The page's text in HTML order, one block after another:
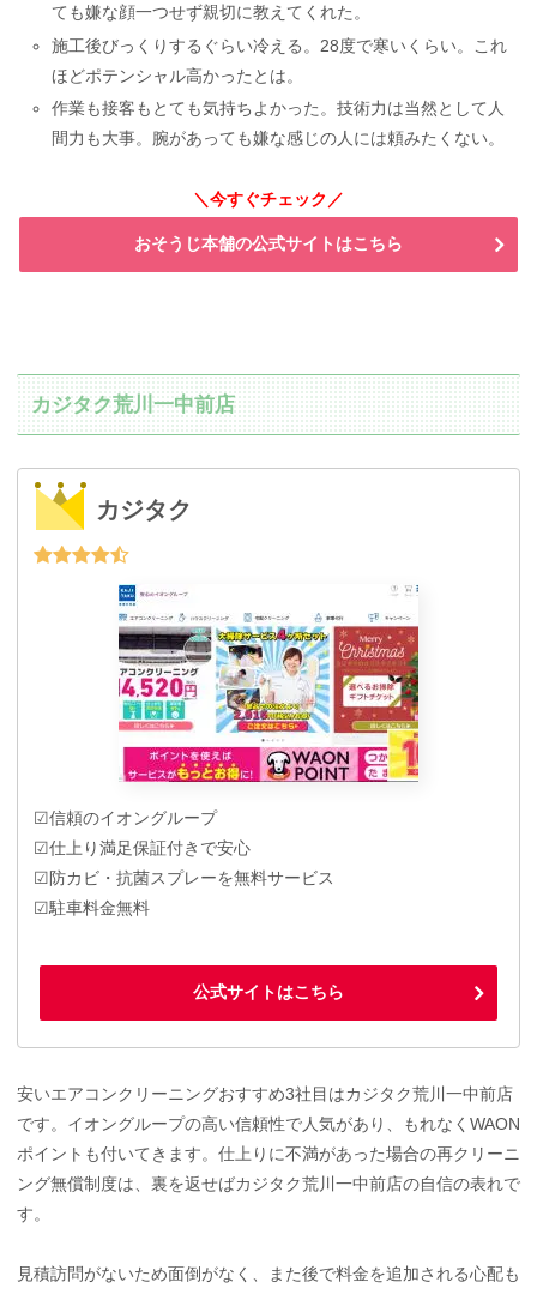
ても嫌な顔一つせず親切に教えてくれた。
施工後びっくりするぐらい冷える。28度で寒いくらい。これ
ほどポテンシャル高かったとは。
作業も接客もとても気持ちよかった。技術力は当然として人
間力も大事。腕があっても嫌な感じの人には頼みたくない。
＼今すぐチェック／
おそうじ本舗の公式サイトはこちら
カジタク荒川一中前店
カジタク
☑信頼のイオングループ
☑仕上り満足保証付きで安心
☑防カビ・抗菌スプレーを無料サービス
☑駐車料金無料
公式サイトはこちら
安いエアコンクリーニングおすすめ3社目はカジタク荒川一中前店
です。イオングループの高い信頼性で人気があり、もれなくWAON
ポイントも付いてきます。仕上りに不満があった場合の再クリーニ
ング無償制度は、裏を返せばカジタク荒川一中前店の自信の表れで
す。
見積訪問がないため面倒がなく、また後で料金を追加される心配も